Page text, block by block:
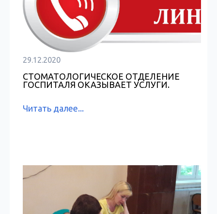
29.12.2020
СТОМАТОЛОГИЧЕСКОЕ ОТДЕЛЕНИЕ
ГОСПИТАЛЯ ОКАЗЫВАЕТ УСЛУГИ.
Читать далее...